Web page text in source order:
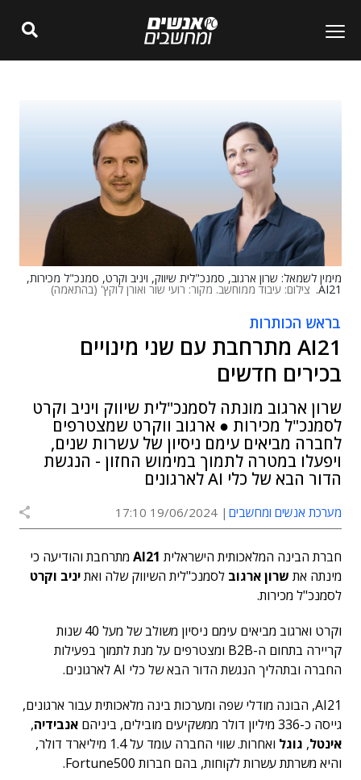
מימין לשמאל: שרון ארגוב, סמנכ"לית שיווק, ויניב וקרט, סמנכ"ל מכירות,
AI21. צילום: עיבוד ממוחשב. מקור: רועי שור ואורן לוקץ' (בהתאמה)
בראש הכותרות
AI21 מתרחבת עם שני מינויים
בכירים חדשים
שרון ארגוב מונתה לסמנכ"לית שיווק ויניב וקרט
לסמנכ"ל מכירות ● ארגוב ווקרט שמצטרפים
לחברה מביאים עימם ניסיון של עשרות שנים,
ויפעלו במטרה לתמוך במימוש החזון - הנגשת
הדור הבא של כלי AI לארגונים
מערכת אנשים ומחשבים 19/06/2024 17:10
חברת הבינה המלאכותית הישראלית
מתרחבת והודיעה כי
מינתה את שרון ארגוב לסמנכ"לית השיווק שלה ואתיניב וקרט
לסמנכ"ל מכירות.
וקרט וארגוב מביאים עימם ניסיון משולב של מעל 40 שנות
קריירה בתחום ה-B2B ומצטרפים על מנת לתמוך בפעילות
החברה ובתהליך הנגשת הדור הבא של כלי AI לארגונים.
AI21, הבונה מודלי שפה ומערכות בינה מלאכותית עבור ארגונים,
גייסה כ-336 מיליון דולר ממשקיעים מובילים, ביניהם
אנבידיה,
אינטל, גוגל
ואחרות. שווי החברה עומד על 1.4 מיליארד דולר,
והיא משרתת עשרות לקוחות, בהם חברות Fortune500.